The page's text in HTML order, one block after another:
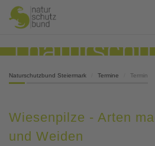
Naturschutzbund Steiermark Termine Termin
Wiesenpilze - Arten
und Weiden